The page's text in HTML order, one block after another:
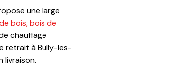
une large
bois,bois de
chauffage
retrait à Bully-les-
livraison.